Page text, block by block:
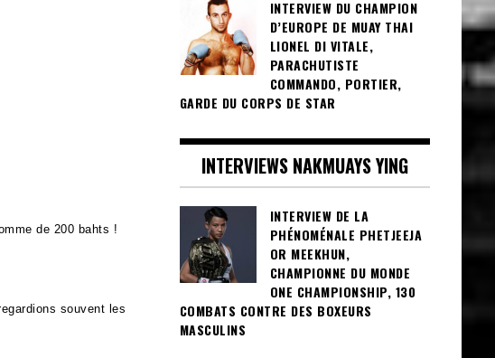
de 200 bahts !
souvent les
INTERVIEW DU CHAMPION
D’EUROPE DE MUAY THAI
LIONEL DI VITALE,
PARACHUTISTE
COMMANDO, PORTIER,
GARDE DU CORPS DE STAR
INTERVIEWS NAKMUAYS YING
INTERVIEW DE LA
PHÉNOMÉNALE PHETJEEJA
OR MEEKHUN,
CHAMPIONNE DU MONDE
ONE CHAMPIONSHIP, 130
COMBATS CONTRE DES BOXEURS
MASCULINS